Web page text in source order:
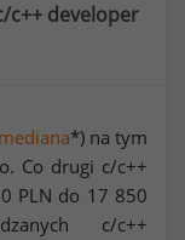
c++ developer
mediana*) na tym
Co drugi c/c++
PLN do 17 850
c/c++